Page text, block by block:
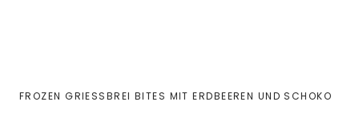
FROZEN GRIESSBREI BITES MIT ERDBEEREN UND SCHOKO